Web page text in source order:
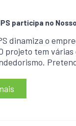
participa no
dinamiza o
projeto tem